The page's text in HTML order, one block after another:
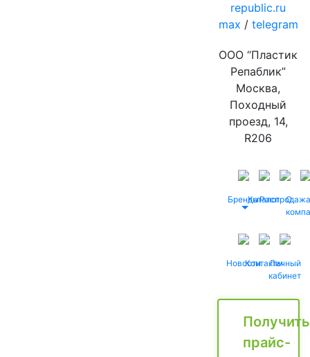
republic.ru
max / telegram
ООО “Пластик
Репаблик”
Москва,
Походный
проезд, 14,
R206
БрендыКаталог
Распродажа
О
НовостиКонтактыЛичный
кабинет
Получить
прайс-